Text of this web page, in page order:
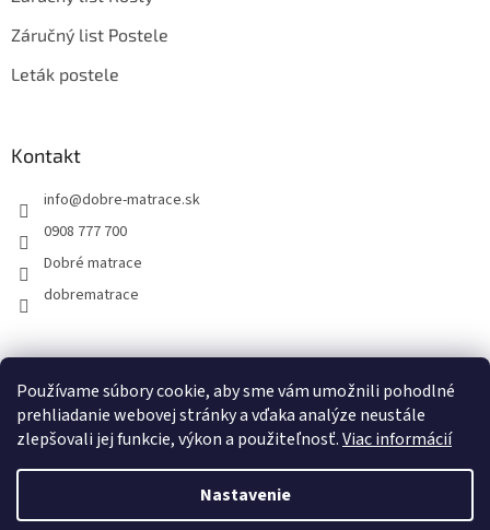
Používame súbory cookie, aby sme vám umožnili pohodlné
prehliadanie webovej stránky a vďaka analýze neustále
zlepšovali jej funkcie, výkon a použiteľnosť.Viac informácií
Nastavenie
Záručný list Postele
Leták postele
Kontakt
info@dobre-matrace.sk
0908 777 700
Dobré matrace
dobrematrace
Facebook